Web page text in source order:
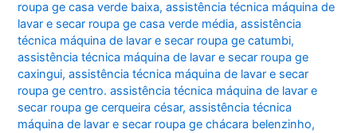
roupa ge casa verde baixa,assistência técnica máquina de
lavar e secar roupa ge casa verde média,assistência
técnica máquina de lavar e secar roupa ge catumbi,
assistência técnica máquina de lavar e secar roupa ge
caxingui,assistência técnica máquina de lavar e secar
roupa ge centro. assistência técnica máquina de lavar e
secar roupa ge cerqueira césar,assistência técnica
máquina de lavar e secar roupa ge chácara belenzinho,